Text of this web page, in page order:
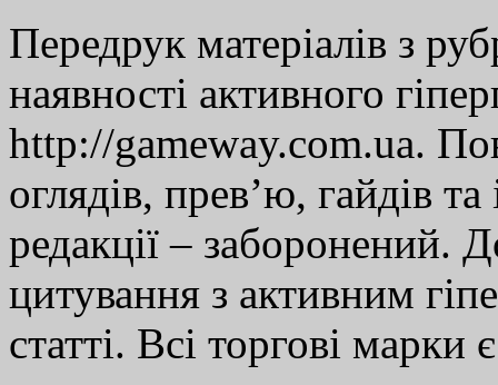
Передрук матеріалів з
наявності активного
http://gameway.com.ua.
оглядів, прев’ю, гайдів
редакції – заборонений.
цитування з активним
статті. Всі торгові марки